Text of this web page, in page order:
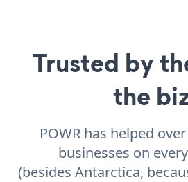
Trusted by
the
POWR has helped
businesses on
(besides Antarctica,